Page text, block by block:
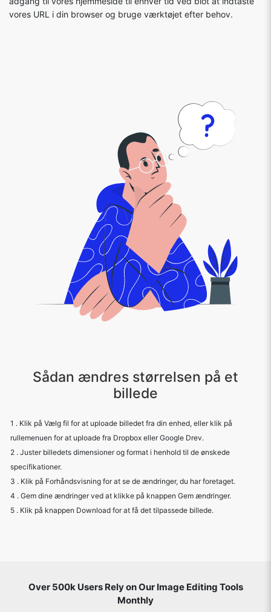
vores URL i din browser og bruge værktøjet efter behov.
Sådan ændres størrelsen på et
billede
1 . Klik på Vælg fil for at uploade billedet fra din enhed, eller klik på
rullemenuen for at uploade fra Dropbox eller Google Drev.
2 . Juster billedets dimensioner og format i henhold til de ønskede
specifikationer.
3 . Klik på Forhåndsvisning for at se de ændringer, du har foretaget.
4 . Gem dine ændringer ved at klikke på knappen Gem ændringer.
5 . Klik på knappen Download for at få det tilpassede billede.
Over 500k Users Rely on Our Image Editing Tools
Monthly